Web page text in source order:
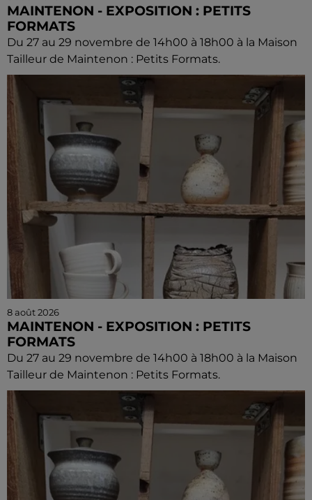
MAINTENON - EXPOSITION : PETITS
FORMATS
Du 27 au 29 novembre de 14h00 à 18h00 à la Maison
Tailleur de Maintenon : Petits Formats.
8 août 2026
MAINTENON - EXPOSITION : PETITS
FORMATS
Du 27 au 29 novembre de 14h00 à 18h00 à la Maison
Tailleur de Maintenon : Petits Formats.